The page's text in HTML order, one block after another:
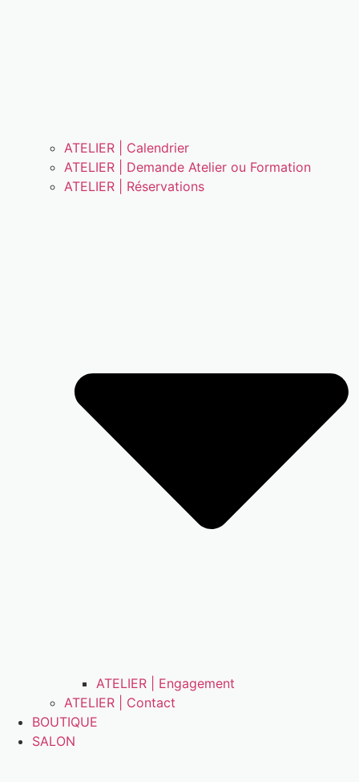
ATELIER | Calendrier
ATELIER | Demande Atelier ou Formation
ATELIER | Réservations
ATELIER | Engagement
ATELIER | Contact
BOUTIQUE
SALON